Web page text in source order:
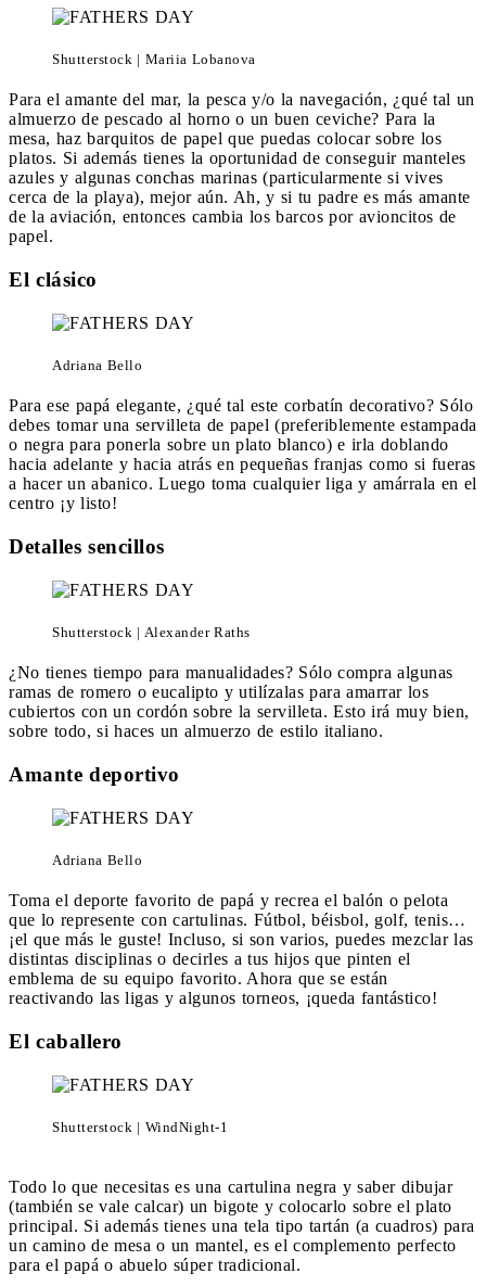
Shutterstock | Mariia Lobanova
Para el amante del mar, la pesca y/o la navegación, ¿qué tal un
almuerzo de pescado al horno o un buen ceviche? Para la
mesa, haz barquitos de papel que puedas colocar sobre los
platos. Si además tienes la oportunidad de conseguir manteles
azules y algunas conchas marinas (particularmente si vives
cerca de la playa), mejor aún. Ah, y si tu padre es más amante
de la aviación, entonces cambia los barcos por avioncitos de
papel.
El clásico
Adriana Bello
Para ese papá elegante, ¿qué tal este corbatín decorativo? Sólo
debes tomar una servilleta de papel (preferiblemente estampada
o negra para ponerla sobre un plato blanco) e irla doblando
hacia adelante y hacia atrás en pequeñas franjas como si fueras
a hacer un abanico. Luego toma cualquier liga y amárrala en el
centro ¡y listo!
Detalles sencillos
Shutterstock | Alexander Raths
¿No tienes tiempo para manualidades? Sólo compra algunas
ramas de romero o eucalipto y utilízalas para amarrar los
cubiertos con un cordón sobre la servilleta. Esto irá muy bien,
sobre todo, si haces un almuerzo de estilo italiano.
Amante deportivo
Adriana Bello
Toma el deporte favorito de papá y recrea el balón o pelota
que lo represente con cartulinas. Fútbol, béisbol, golf, tenis…
¡el que más le guste! Incluso, si son varios, puedes mezclar las
distintas disciplinas o decirles a tus hijos que pinten el
emblema de su equipo favorito. Ahora que se están
reactivando las ligas y algunos torneos, ¡queda fantástico!
El caballero
Shutterstock | WindNight-1
Todo lo que necesitas es una cartulina negra y saber dibujar
(también se vale calcar) un bigote y colocarlo sobre el plato
principal. Si además tienes una tela tipo tartán (a cuadros) para
un camino de mesa o un mantel, es el complemento perfecto
para el papá o abuelo súper tradicional.